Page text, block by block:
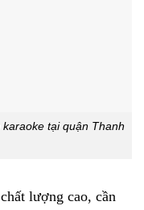
tại quận Thanh
lượng cao, cần